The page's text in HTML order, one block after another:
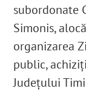
subordonate
Simonis,
organizarea
public,
Judeţului